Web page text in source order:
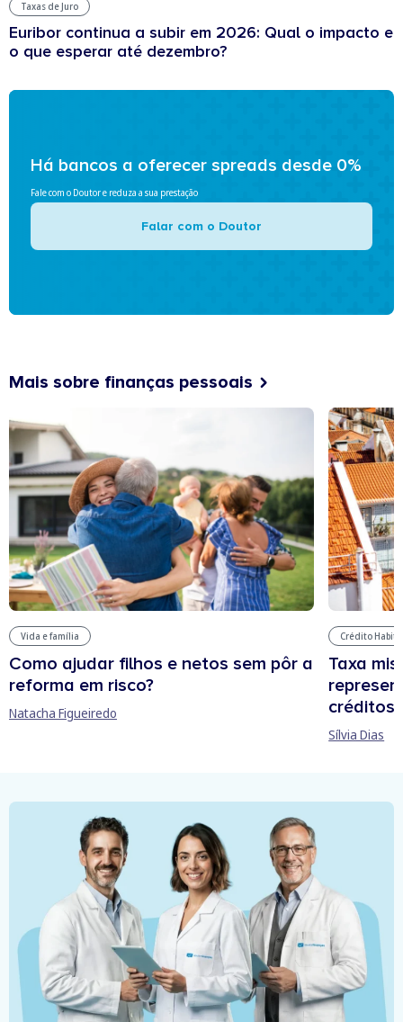
Taxas de Juro
Euribor continua a subir em 2026: Qual o impacto e
o que esperar até dezembro?
Há bancos a oferecer spreads desde 0%
Fale com o Doutor e reduza a sua prestação
Falar com o Doutor
Mais sobre finanças pessoais
Vida e família
Como ajudar filhos e netos sem pôr a
reforma em risco?
Natacha Figueiredo
Crédito
Taxa
créditos
Sílvia Dias